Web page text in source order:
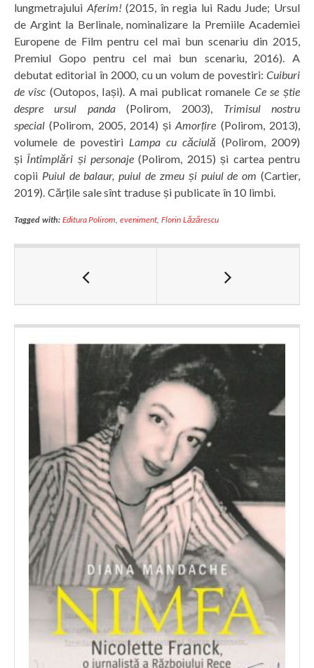
lungmetrajului Aferim! (2015, în regia lui Radu Jude; Ursul
de Argint la Berlinale, nominalizare la Premiile Academiei
Europene de Film pentru cel mai bun scenariu din 2015,
Premiul Gopo pentru cel mai bun scenariu, 2016). A
debutat editorial în 2000, cu un volum de povestiri: Cuiburi
de vîsc (Outopos, Iași). A mai publicat romanele Ce se știe
despre ursul panda (Polirom, 2003), Trimisul nostru
special (Polirom, 2005, 2014) șiAmorțire (Polirom, 2013),
volumele de povestiri Lampa cu căciulă (Polirom, 2009)
și Întîmplări și personaje (Polirom, 2015) și cartea pentru
copii Puiul de balaur, puiul de zmeu și puiul de om (Cartier,
2019). Cărțile sale sînt traduse și publicate în 10 limbi.
Tagged with: Editura Polirom,eveniment,Florin Lăzărescu